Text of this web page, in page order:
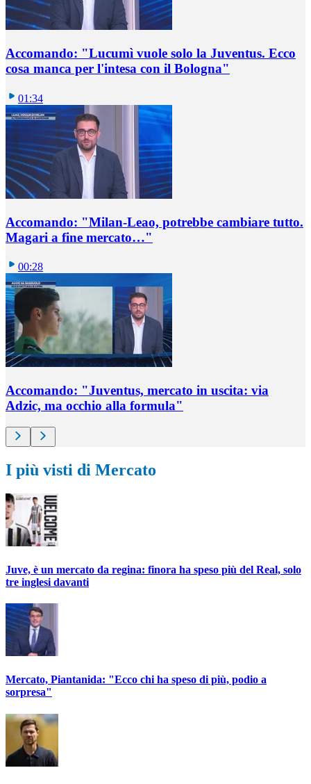
Accomando: "Lucumì vuole solo la Juventus. Ecco
cosa manca per l'intesa con il Bologna"
01:34
Accomando: "Milan-Leao, potrebbe cambiare tutto.
Magari a fine mercato…"
00:28
Accomando: "Juventus, mercato in uscita: via
Adzic, ma occhio alla formula"
I più visti di Mercato
Juve, è un mercato da regina: finora ha speso più del Real, solo
tre inglesi davanti
Mercato, Piantanida: "Ecco chi ha speso di più, podio a
sorpresa"